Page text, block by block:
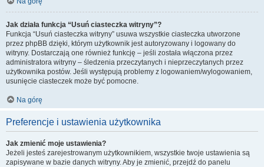
Jak działa funkcja “Usuń ciasteczka witryny”?
Funkcja “Usuń ciasteczka witryny” usuwa wszystkie ciasteczka utworzone
przez phpBB dzięki, którym użytkownik jest autoryzowany i logowany do
witryny. Dostarczają one również funkcję – jeśli została włączona przez
administratora witryny – śledzenia przeczytanych i nieprzeczytanych przez
użytkownika postów. Jeśli występują problemy z logowaniem/wylogowaniem,
usunięcie ciasteczek może być pomocne.
Na górę
Preferencje i ustawienia użytkownika
Jak zmienić moje ustawienia?
Jeżeli jesteś zarejestrowanym użytkownikiem, wszystkie twoje ustawienia są
zapisywane w bazie danych witryny. Aby je zmienić, przejdź do panelu